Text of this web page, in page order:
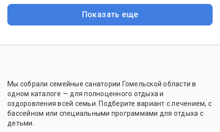
Показать еще
Мы собрали семейные санатории Гомельской области в
одном каталоге — для полноценного отдыха и
оздоровления всей семьи. Подберите вариант с лечением, с
бассейном или специальными программами для отдыха с
детьми.